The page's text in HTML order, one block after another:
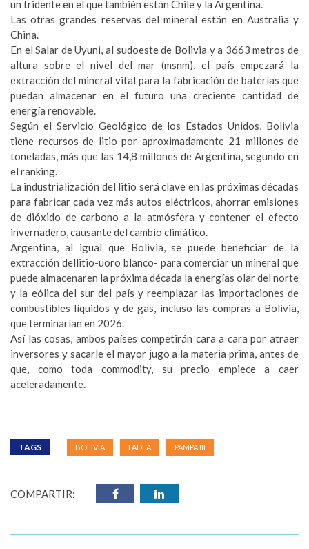
un tridente en el que también están Chile y la Argentina.
Las otras grandes reservas del mineral están en Australia y
China.
En el Salar de Uyuni, al sudoeste de Bolivia y a 3663 metros de
altura sobre el nivel del mar (msnm), el país empezará la
extracción del mineral vital para la fabricación de baterías que
puedan almacenar en el futuro una creciente cantidad de
energía renovable.
Según el Servicio Geológico de los Estados Unidos, Bolivia
tiene recursos de litio por aproximadamente 21 millones de
toneladas, más que las 14,8 millones de Argentina, segundo en
el ranking.
La industrialización del litio será clave en las próximas décadas
para fabricar cada vez más autos eléctricos, ahorrar emisiones
de dióxido de carbono a la atmósfera y contener el efecto
invernadero, causante del cambio climático.
Argentina, al igual que Bolivia, se puede beneficiar de la
extracción dellitio-uoro blanco- para comerciar un mineral que
puede almacenaren la próxima década la energías olar del norte
y la eólica del sur del país y reemplazar las importaciones de
combustibles líquidos y de gas, incluso las compras a Bolivia,
que terminarían en 2026.
Así las cosas, ambos países competirán cara a cara por atraer
inversores y sacarle el mayor jugo a la materia prima, antes de
que, como toda commodity, su precio empiece a caer
aceleradamente.
TAGS BOLIVIA FADEA PAMPA III
COMPARTIR: